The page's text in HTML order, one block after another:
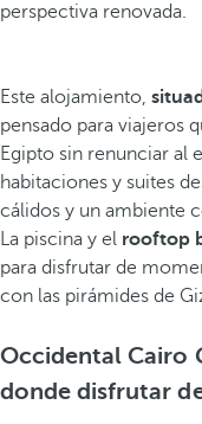
perspectiva renovada.
Este alojamiento,
pensado para viajeros
Egipto sin renunciar al
habitaciones y suites
cálidos y un ambiente
La piscina y el rooftop
para disfrutar de
con las pirámides de
Occidental Cairo
donde disfrutar